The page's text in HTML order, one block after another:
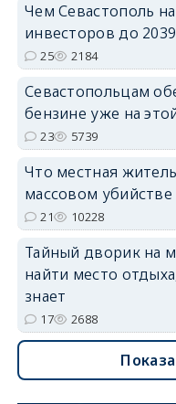
Чем Севастополь
инвесторов до
25 2184
Севастопольцам
бензине уже на
23 5739
Что местная
массовом убийстве
21 10228
Тайный дворик на
найти место
знает
17 2688